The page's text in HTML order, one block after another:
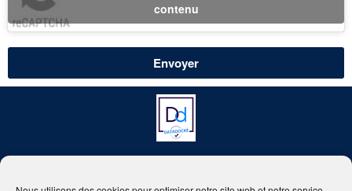
contenu
Envoyer